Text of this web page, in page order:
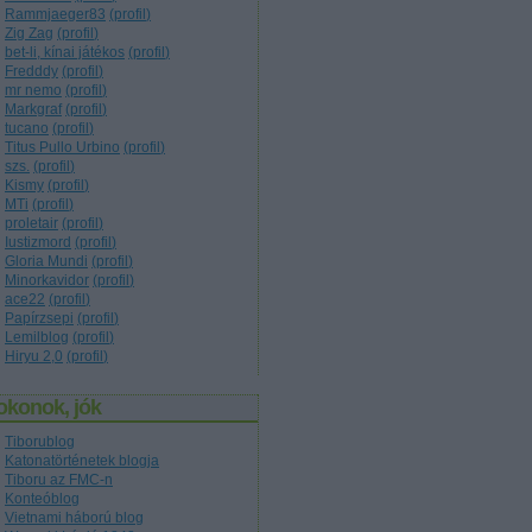
Rammjaeger83 (profil )
Zig Zag (profil )
bet-li, kínai játékos (profil )
Fredddy (profil )
mr nemo (profil )
Markgraf (profil )
tucano (profil )
Titus Pullo Urbino (profil )
szs. (profil )
Kismy (profil )
MTi (profil )
proletair (profil )
Iustizmord (profil )
Gloria Mundi (profil )
Minorkavidor (profil )
ace22 (profil )
Papírzsepi (profil )
Lemilblog (profil )
Hiryu 2,0 (profil )
jók
Tiborublog
Katonatörténetek blogja
Tiboru az FMC-n
Konteóblog
Vietnami háború blog